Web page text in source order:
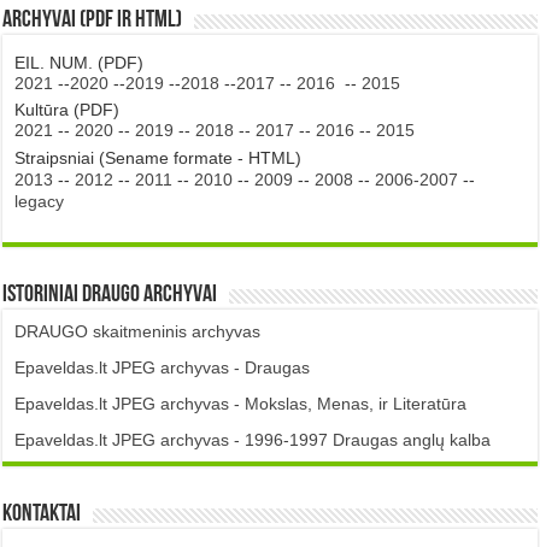
Archyvai (PDF ir HTML)
EIL. NUM. (PDF)
2021 --2020 --2019 --2018 --2017 -- 2016 -- 2015
Kultūra (PDF)
2021 -- 2020 -- 2019 -- 2018 -- 2017 -- 2016 -- 2015
Straipsniai (Sename formate - HTML)
2013 -- 2012 -- 2011 -- 2010 -- 2009 -- 2008 -- 2006-2007 --
legacy
Istoriniai DRAUGO Archyvai
DRAUGO skaitmeninis archyvas
Epaveldas.lt JPEG archyvas - Draugas
Epaveldas.lt JPEG archyvas - Mokslas, Menas, ir Literatūra
Epaveldas.lt JPEG archyvas - 1996-1997 Draugas anglų kalba
Kontaktai